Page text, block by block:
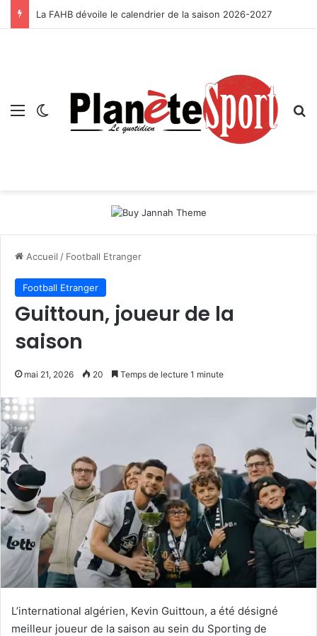
La FAHB dévoile le calendrier de la saison 2026-2027
Menu Switch skin
Accueil / Football Etranger
Football Etranger
Guittoun, joueur de la
saison
mai 21, 2026 20 Temps de lecture 1 minute
L’international algérien, Kevin Guittoun, a été désigné
meilleur joueur de la saison au sein du Sporting de